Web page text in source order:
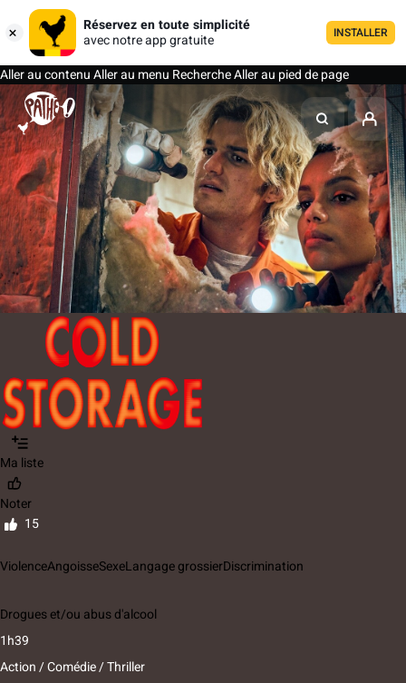
Réservez en toute simplicité
avec notre app gratuite
INSTALLER
Aller au contenuAller au menu RechercheAller au pied de page
Ma liste
Noter
15
ViolenceAngoisseSexeLangage grossierDiscrimination
Drogues et/ou abus d'alcool
1h39
Action / Comédie / Thriller